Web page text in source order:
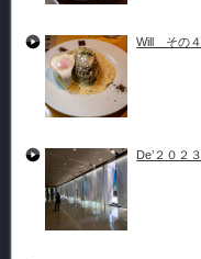
Will その４
De’２０２３